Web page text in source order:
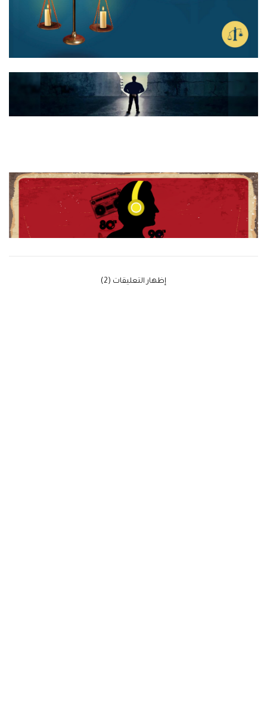
‫إظهار التعليقات (2)